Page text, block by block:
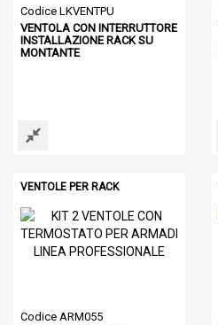
Codice LKVENTPU
VENTOLA CON INTERRUTTORE
INSTALLAZIONE RACK SU
MONTANTE
VENTOLE PER RACK
Codice ARM055